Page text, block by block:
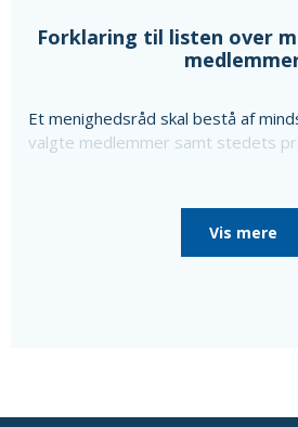
Forklaring til listen over
Et menighedsråd skal bestå af
valgte medlemmer samt stedets
menighedsrådet konstituerede
som bl.a. kirkeværge og
Disse personer er i så fald nævnt
Vis mere